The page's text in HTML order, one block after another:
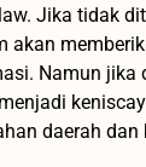
Jika tidak
akan
Namun jika
daerah dan